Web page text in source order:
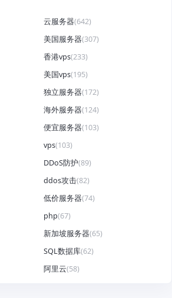
云服务器(642)
美国服务器(307)
香港vps(233)
美国vps(195)
独立服务器(172)
海外服务器(124)
便宜服务器(103)
vps(103)
DDoS防护(89)
ddos攻击(82)
低价服务器(74)
php(67)
新加坡服务器(65)
SQL数据库(62)
阿里云(58)